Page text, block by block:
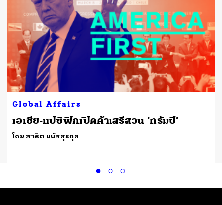
Global Affairs
เอเชีย-แปซิฟิกเปิดค้าเสรีสวน ‘ทรัมป์’
โดย สาธิต มนัสสุรกุล